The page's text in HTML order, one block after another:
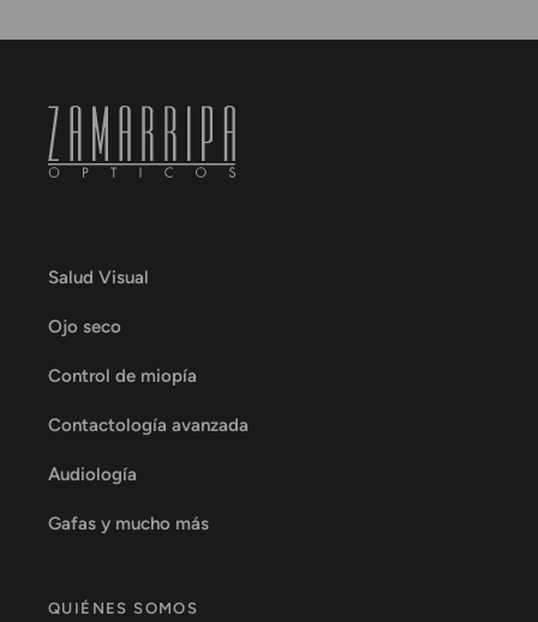
Salud Visual
Ojo seco
Control de miopía
Contactología avanzada
Audiología
Gafas y mucho más
QUIÉNES SOMOS